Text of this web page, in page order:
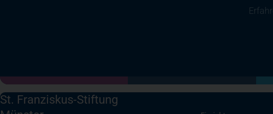
St. Franziskus-Stiftung